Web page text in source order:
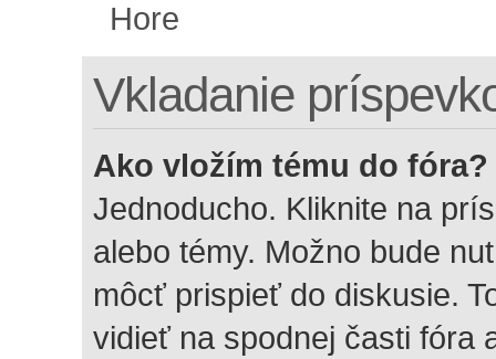
Hore
Vkladanie
Ako vložím tému do fóra?
Jednoducho. Kliknite na
alebo témy. Možno bude
môcť prispieť do diskusie.
vidieť na spodnej časti fóra